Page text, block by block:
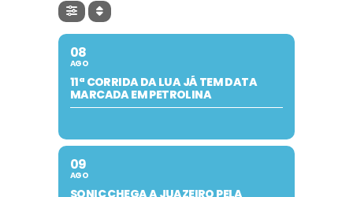
08
AGO
11ª CORRIDA DA LUA JÁ TEM DATA
MARCADA EM PETROLINA
09
AGO